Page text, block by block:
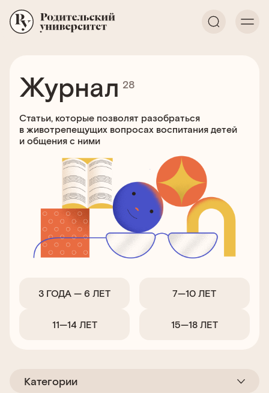
Журнал 28
Статьи, которые позволят разобраться
в животрепещущих вопросах воспитания детей
и общения с ними
3 ГОДА — 6 ЛЕТ 7—10 ЛЕТ
11—14 ЛЕТ 15—18 ЛЕТ
Категории